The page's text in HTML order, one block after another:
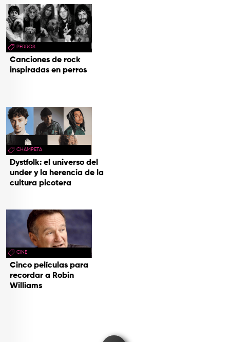
PERROS
Canciones de rock
inspiradas en perros
CHAMPETA
Dystfolk: el universo del
under y la herencia de la
cultura picotera
CINE
Cinco películas para
recordar a Robin
Williams